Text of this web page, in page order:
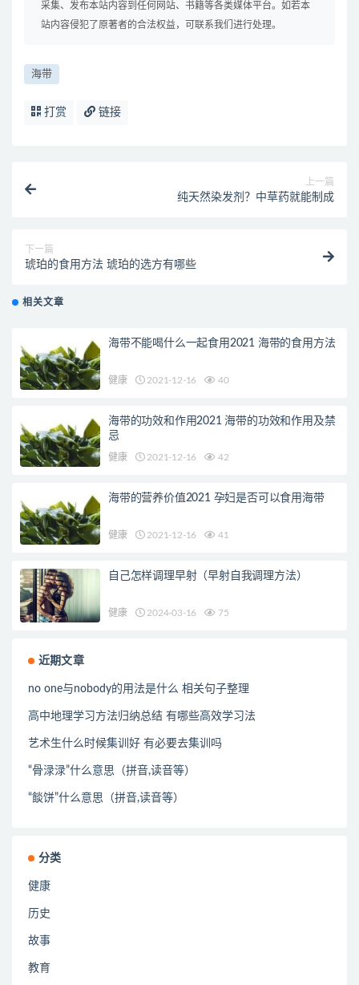
采集、发布本站内容到任何网站、书籍等各类媒体平台。如若本
站内容侵犯了原著者的合法权益，可联系我们进行处理。
海带
打赏 链接
上一篇
纯天然染发剂？中草药就能制成
下一篇
琥珀的食用方法 琥珀的选方有哪些
相关文章
海带不能喝什么一起食用2021 海带的食用方法
健康 2021-12-16 40
海带的功效和作用2021 海带的功效和作用及禁
忌
健康 2021-12-16 42
海带的营养价值2021 孕妇是否可以食用海带
健康 2021-12-16 41
自己怎样调理早射（早射自我调理方法）
健康 2024-03-16 75
近期文章
no one与nobody的用法是什么 相关句子整理
高中地理学习方法归纳总结 有哪些高效学习法
艺术生什么时候集训好 有必要去集训吗
“骨渌渌”什么意思（拼音,读音等）
“餤饼”什么意思（拼音,读音等）
分类
健康
历史
故事
教育